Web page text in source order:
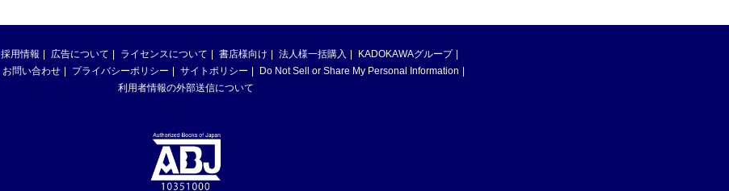
採用情報 広告について ライセンスについて 書店様向け 法人様一括購入
KADOKAWAグループ
お問い合わせ プライバシーポリシー サイトポリシー
Do Not Sell or Share My Personal Information
利用者情報の外部送信について